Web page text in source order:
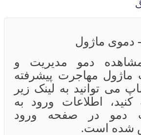
- دموی ماژول
دمو مدیریت و
ماژول مهاجرت پیشرفته
می توانید به لینک زیر
کنید، اطلاعات ورود به
دمو در صفحه ورود
است.